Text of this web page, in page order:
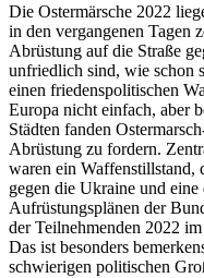
Die Ostermärsche 2022
in den vergangenen Tagen
Abrüstung auf die Straße
unfriedlich sind, wie schon
einen friedenspolitischen
Europa nicht einfach, aber
Städten fanden
Abrüstung zu fordern.
waren ein Waffenstillstand,
gegen die Ukraine und
Aufrüstungsplänen der
der Teilnehmenden 2022
Das ist besonders
schwierigen politischen